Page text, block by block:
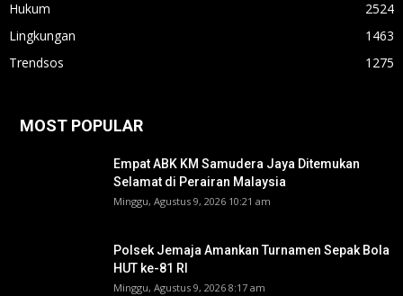
Hukum
2524
Lingkungan
1463
Trendsos
1275
MOST POPULAR
Empat ABK KM Samudera Jaya Ditemukan
Selamat di Perairan Malaysia
Minggu, Agustus 9, 2026 10:21 am
Polsek Jemaja Amankan Turnamen Sepak Bola
HUT ke-81 RI ‎
Minggu, Agustus 9, 2026 8:17 am